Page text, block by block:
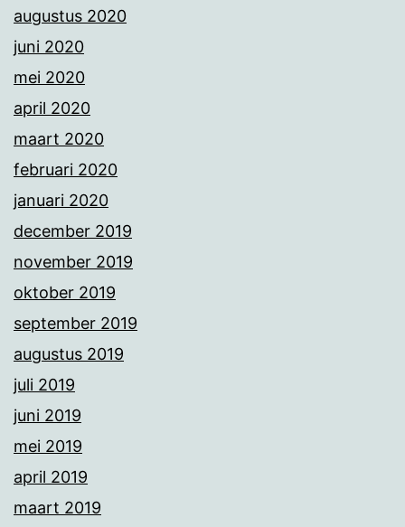
augustus 2020
juni 2020
mei 2020
april 2020
maart 2020
februari 2020
januari 2020
december 2019
november 2019
oktober 2019
september 2019
augustus 2019
juli 2019
juni 2019
mei 2019
april 2019
maart 2019